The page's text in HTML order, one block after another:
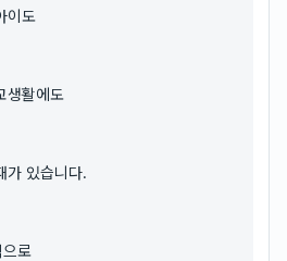
이도
생활에도
가 있습니다.
로